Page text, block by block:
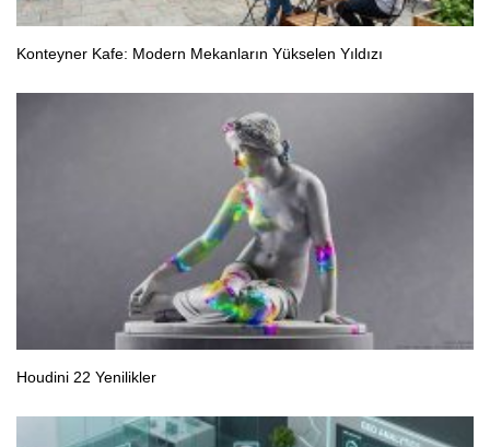
Konteyner Kafe: Modern Mekanların Yükselen Yıldızı
Houdini 22 Yenilikler